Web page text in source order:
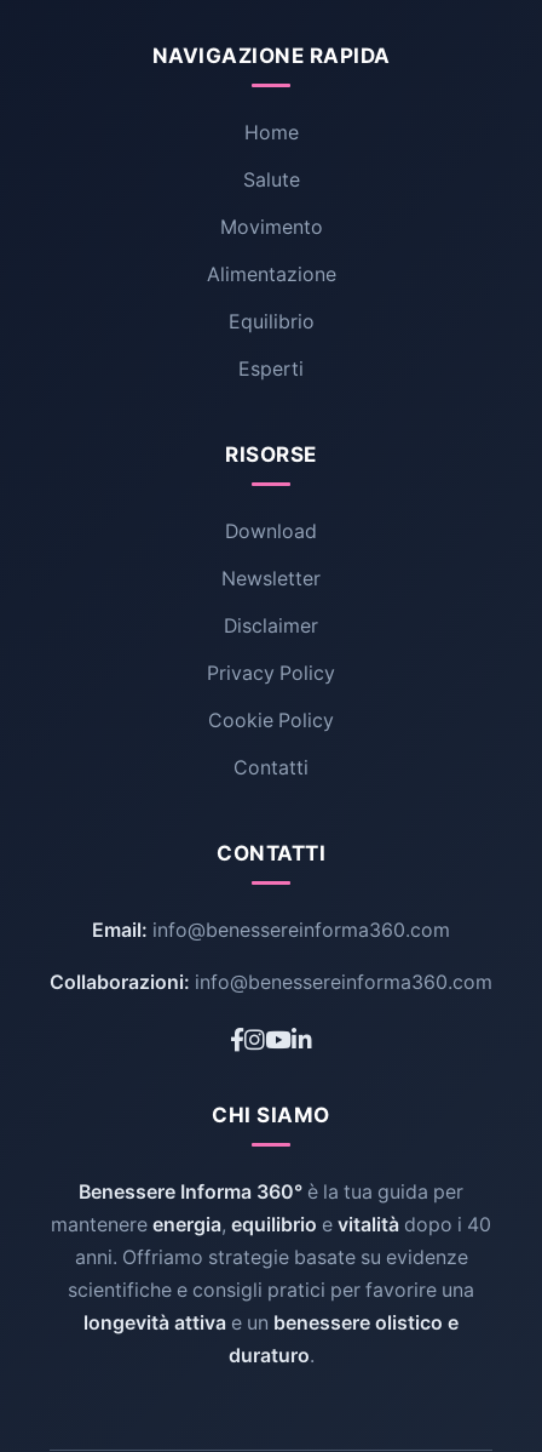
NAVIGAZIONE RAPIDA
Home
Salute
Movimento
Alimentazione
Equilibrio
Esperti
RISORSE
Download
Newsletter
Disclaimer
Privacy Policy
Cookie Policy
Contatti
CONTATTI
Email: info@benessereinforma360.com
Collaborazioni: info@benessereinforma360.com
CHI SIAMO
Benessere Informa 360° è la tua guida per
mantenere energia, equilibrio e vitalità dopo i 40
anni. Offriamo strategie basate su evidenze
scientifiche e consigli pratici per favorire una
longevità attiva e un benessere olistico e
duraturo.